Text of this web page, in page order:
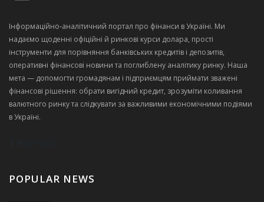
Інформаційно‑аналітичний портал про фінанси в Україні. Ми
надаємо щоденні офіційні й ринкові курси долара, прості
інструменти для порівняння банківських кредитів і депозитів,
оперативні фінансові новини та поглиблену аналітику ринку. Наша
мета — допомогти громадянам і підприємцям приймати зважені
фінансові рішення: обрати вигідний кредит, зрозуміти коливання
валютного ринку та слідкувати за важливими економічними подіями
в Україні.
POPULAR NEWS